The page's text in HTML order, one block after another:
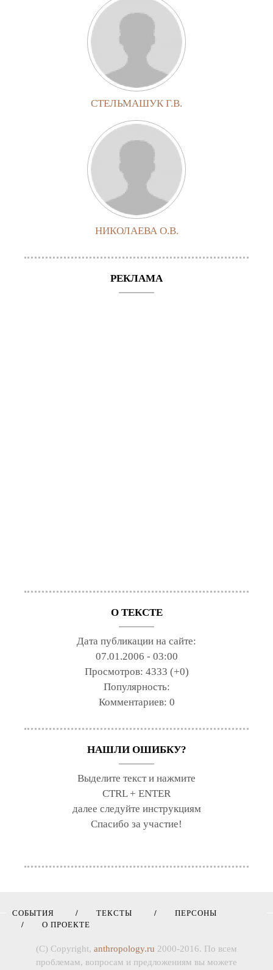
СТЕЛЬМАШУК Г.В.
НИКОЛАЕВА О.В.
РЕКЛАМА
О ТЕКСТЕ
Дата публикации на сайте:
07.01.2006 - 03:00
Просмотров: 4333 (+0)
Популярность:
Комментариев: 0
НАШЛИ ОШИБКУ?
Выделите текст и нажмите
CTRL + ENTER
далее следуйте инструкциям
Спасибо за участие!
СОБЫТИЯ ТЕКСТЫ
ПЕРСОНЫ
О ПРОЕКТЕ
(C) Copyright, anthropology.ru 2000-2016. По всем
проблемам, вопросам и предложениям вы можете